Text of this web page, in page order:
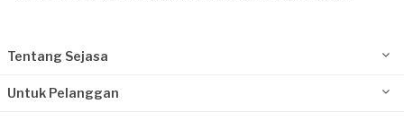
Tentang Sejasa
Untuk Pelanggan